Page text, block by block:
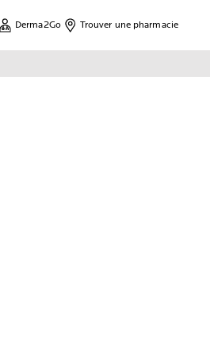
Derma2Go Trouver une pharmacie